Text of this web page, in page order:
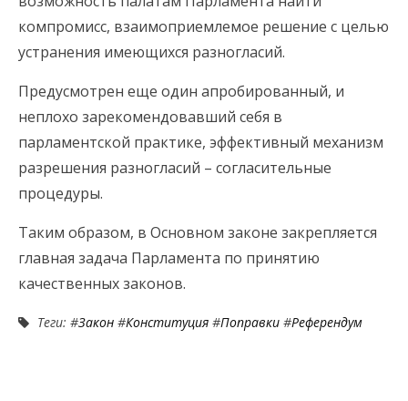
компромисс, взаимоприемлемое решение с целью
устранения имеющихся разногласий.
Предусмотрен еще один апробированный, и
неплохо зарекомендовавший себя в
парламентской практике, эффективный механизм
разрешения разногласий – согласительные
процедуры.
Таким образом, в Основном законе закрепляется
главная задача Парламента по принятию
качественных законов.
Теги: #Закон #Конституция #Поправки #Референдум